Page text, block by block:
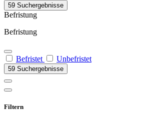
59 Suchergebnisse
Befristung
Befristung
Befristet Unbefristet
59 Suchergebnisse
Filtern